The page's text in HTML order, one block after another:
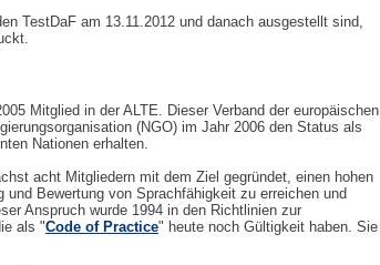
TestDaF am 13.11.2012 und danach ausgestellt sind,
Mitglied in der ALTE. Dieser Verband der europäischen
(NGO) im Jahr 2006 den Status als
Nationen erhalten.
acht Mitgliedern mit dem Ziel gegründet, einen hohen
Bewertung von Sprachfähigkeit zu erreichen und
Anspruch wurde 1994 in den Richtlinien zur
als "Code of Practice" heute noch Gültigkeit haben. Sie